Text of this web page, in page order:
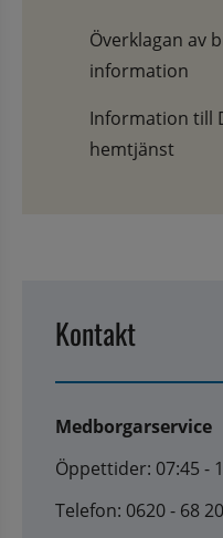
Överklagan av
information
Information till
hemtjänst
Kontakt
Medborgarservice
Öppettider: 07:45 -
Telefon: 0620 - 68